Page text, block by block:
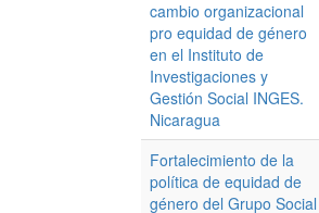
cambio organizacional
pro equidad de género
en el Instituto de
Investigaciones y
Gestión Social INGES.
Nicaragua
Fortalecimiento de la
política de equidad de
género del Grupo Social